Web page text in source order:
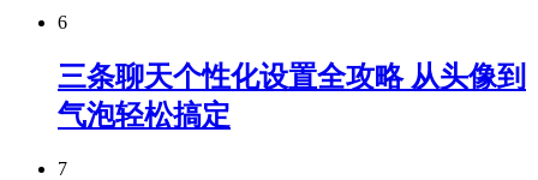
6
三条聊天个性化设置全攻略 从头像到
气泡轻松搞定
7